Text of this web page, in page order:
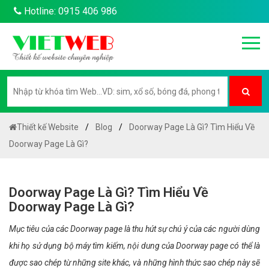
Hotline: 0915 406 986
Thiết kế Website Blog
Doorway Page Là Gì? Tìm Hiểu Về
Doorway Page Là Gì?
Doorway Page Là Gì? Tìm Hiểu Về
Doorway Page Là Gì?
Mục tiêu của các Doorway page là thu hút sự chú ý của các người dùng
khi họ sử dụng bộ máy tìm kiếm, nội dung của Doorway page có thể là
được sao chép từ những site khác, và những hình thức sao chép này sẽ